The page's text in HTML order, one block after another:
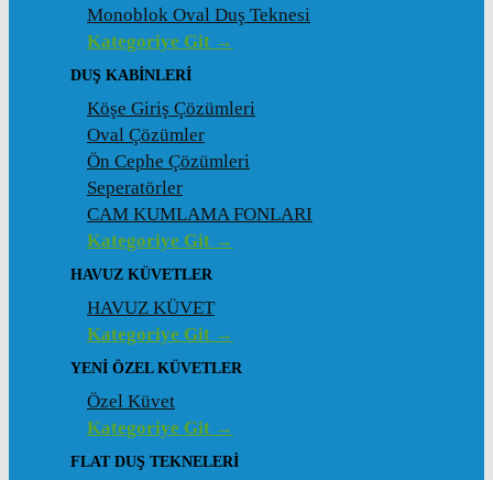
Monoblok Oval Duş Teknesi
Kategoriye Git →
DUŞ KABINLERI
Köşe Giriş Çözümleri
Oval Çözümler
Ön Cephe Çözümleri
Seperatörler
CAM KUMLAMA FONLARI
Kategoriye Git →
HAVUZ KÜVETLER
HAVUZ KÜVET
Kategoriye Git →
YENI ÖZEL KÜVETLER
Özel Küvet
Kategoriye Git →
FLAT DUŞ TEKNELERI